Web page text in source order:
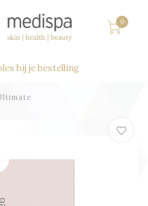
0
bij je bestelling